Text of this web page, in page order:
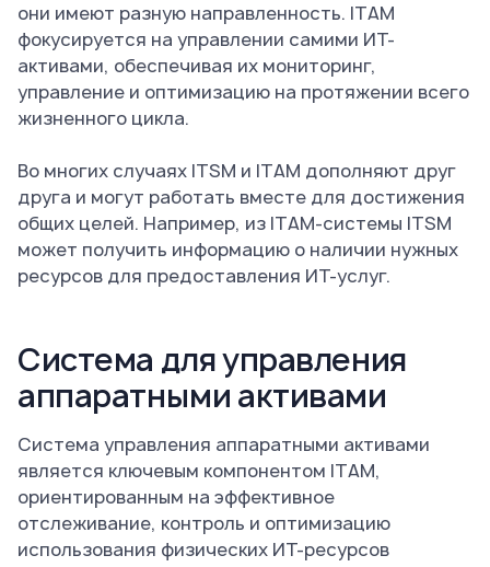
они имеют разную направленность. ITAM
фокусируется на управлении самими ИТ-
активами, обеспечивая их мониторинг,
управление и оптимизацию на протяжении всего
жизненного цикла.
Во многих случаях ITSM и ITAM дополняют друг
друга и могут работать вместе для достижения
общих целей. Например, из ITAM-системы ITSM
может получить информацию о наличии нужных
ресурсов для предоставления ИТ-услуг.
Система для управления
аппаратными активами
Система управления аппаратными активами
является ключевым компонентом ITAM,
ориентированным на эффективное
отслеживание, контроль и оптимизацию
использования физических ИТ-ресурсов